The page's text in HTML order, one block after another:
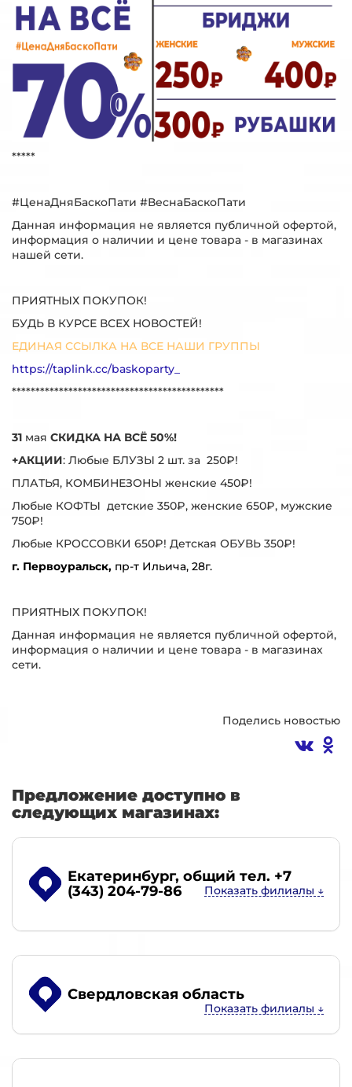
*****
#ЦенаДняБаскоПати #ВеснаБаскоПати
Данная информация не является публичной офертой,
информация о наличии и цене товара - в магазинах
нашей сети.
ПРИЯТНЫХ ПОКУПОК!
БУДЬ В КУРСЕ ВСЕХ НОВОСТЕЙ!
ЕДИНАЯ ССЫЛКА НА ВСЕ НАШИ ГРУППЫ
https://taplink.cc/baskoparty_
*********************************************
31 мая СКИДКА НА ВСЁ 50%!
+АКЦИИ: Любые БЛУЗЫ 2 шт. за 250₽!
ПЛАТЬЯ, КОМБИНЕЗОНЫ женские 450₽!
Любые КОФТЫ детские 350₽, женские 650₽, мужские
750₽!
Любые КРОССОВКИ 650₽! Детская ОБУВЬ 350₽!
г. Первоуральск, пр-т Ильича, 28г.
ПРИЯТНЫХ ПОКУПОК!
Данная информация не является публичной офертой,
информация о наличии и цене товара - в магазинах
сети.
Поделись новостью
Предложение доступно в
следующих магазинах:
Екатеринбург, общий тел. +7
(343) 204-79-86
Свердловская область